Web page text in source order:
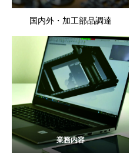
国内外・加工部品調達
業務内容